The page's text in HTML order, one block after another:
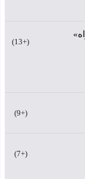
+13
+9
+7